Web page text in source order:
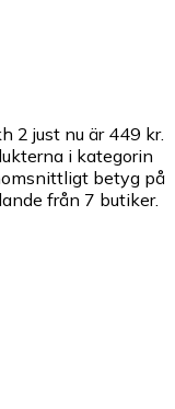
2 just nu är 449 kr.
i kategorin
betyg på
från 7 butiker.